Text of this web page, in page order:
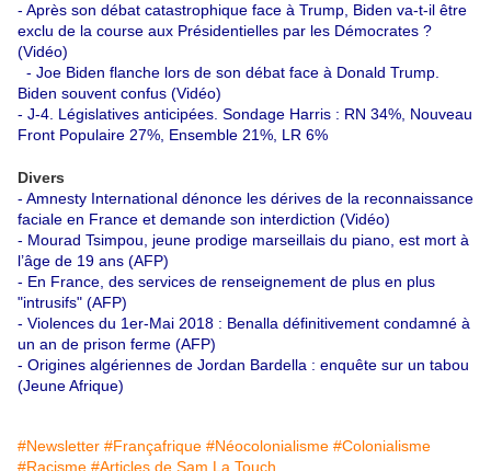
- Après son débat catastrophique face à Trump, Biden va-t-il être
exclu de la course aux Présidentielles par les Démocrates ?
(Vidéo)
- Joe Biden flanche lors de son débat face à Donald Trump.
Biden souvent confus (Vidéo)
- J-4. Législatives anticipées. Sondage Harris : RN 34%, Nouveau
Front Populaire 27%, Ensemble 21%, LR 6%
Divers
- Amnesty International dénonce les dérives de la reconnaissance
faciale en France et demande son interdiction (Vidéo)
- Mourad Tsimpou, jeune prodige marseillais du piano, est mort à
l’âge de 19 ans (AFP)
- En France, des services de renseignement de plus en plus
"intrusifs" (AFP)
- Violences du 1er-Mai 2018 : Benalla définitivement condamné à
un an de prison ferme (AFP)
- Origines algériennes de Jordan Bardella : enquête sur un tabou
(Jeune Afrique)
#Newsletter #Françafrique #Néocolonialisme #Colonialisme
#Racisme #Articles de Sam La Touch